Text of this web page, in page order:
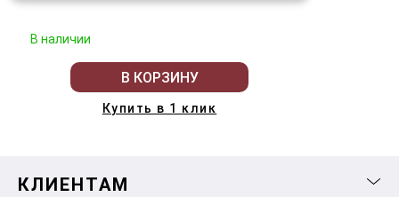
В наличии
В КОРЗИНУ
Купить в 1 клик
КЛИЕНТАМ